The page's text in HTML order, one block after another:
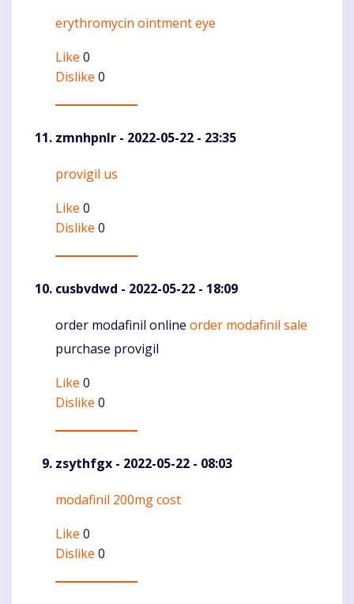
Komentaras
erythromycin ointment eye
Like 0
Dislike 0
zmnhpnlr - 2022-05-22 - 23:35
Komentaras
provigil us
Like 0
Dislike 0
cusbvdwd - 2022-05-22 - 18:09
Komentaras
order modafinil online order modafinil sale
purchase provigil
Like 0
Dislike 0
zsythfgx - 2022-05-22 - 08:03
Komentaras
modafinil 200mg cost
Like 0
Dislike 0